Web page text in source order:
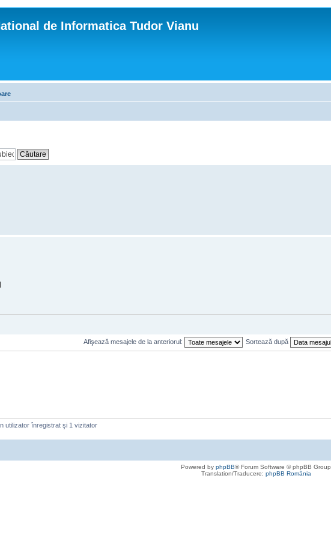
de Informatica Tudor Vianu
Afişează mesajele de la anteriorul: Sortează după
utilizator înregistrat şi 1 vizitator
Powered by phpBB® Forum Software © phpBB Group
Translation/Traducere: phpBB România